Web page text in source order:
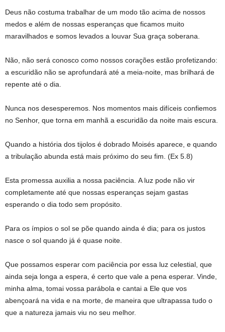
Deus não costuma trabalhar de um modo tão acima de nossos
medos e além de nossas esperanças que ficamos muito
maravilhados e somos levados a louvar Sua graça soberana.
Não, não será conosco como nossos corações estão profetizando:
a escuridão não se aprofundará até a meia-noite, mas brilhará de
repente até o dia.
Nunca nos desesperemos. Nos momentos mais difíceis confiemos
no Senhor, que torna em manhã a escuridão da noite mais escura.
Quando a história dos tijolos é dobrado Moisés aparece, e quando
a tribulação abunda está mais próximo do seu fim. (Ex 5.8)
Esta promessa auxilia a nossa paciência. A luz pode não vir
completamente até que nossas esperanças sejam gastas
esperando o dia todo sem propósito.
Para os ímpios o sol se põe quando ainda é dia; para os justos
nasce o sol quando já é quase noite.
Que possamos esperar com paciência por essa luz celestial, que
ainda seja longa a espera, é certo que vale a pena esperar. Vinde,
minha alma, tomai vossa parábola e cantai a Ele que vos
abençoará na vida e na morte, de maneira que ultrapassa tudo o
que a natureza jamais viu no seu melhor.